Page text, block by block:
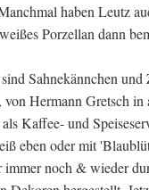
haben Leutz
Porzellan dann
Sahnekännchen und
Hermann Gretsch in
Kaffee- und
eben oder mit
immer noch & wieder